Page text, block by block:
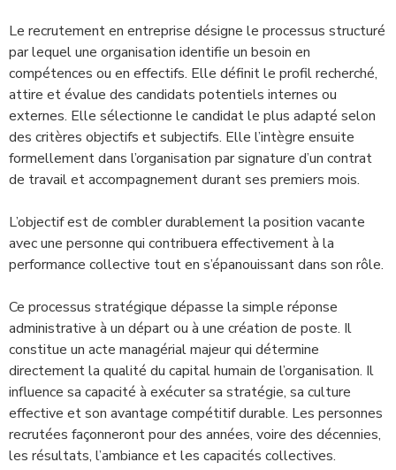
Le recrutement en entreprise désigne le processus structuré
par lequel une organisation identifie un besoin en
compétences ou en effectifs. Elle définit le profil recherché,
attire et évalue des candidats potentiels internes ou
externes. Elle sélectionne le candidat le plus adapté selon
des critères objectifs et subjectifs. Elle l’intègre ensuite
formellement dans l’organisation par signature d’un contrat
de travail et accompagnement durant ses premiers mois.
L’objectif est de combler durablement la position vacante
avec une personne qui contribuera effectivement à la
performance collective tout en s’épanouissant dans son rôle.
Ce processus stratégique dépasse la simple réponse
administrative à un départ ou à une création de poste. Il
constitue un acte managérial majeur qui détermine
directement la qualité du capital humain de l’organisation. Il
influence sa capacité à exécuter sa stratégie, sa culture
effective et son avantage compétitif durable. Les personnes
recrutées façonneront pour des années, voire des décennies,
les résultats, l’ambiance et les capacités collectives.